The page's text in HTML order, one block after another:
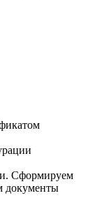
Сформируем
документы